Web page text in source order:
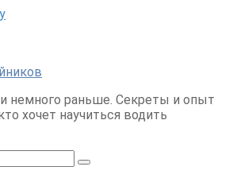
немного раньше. Секреты и опыт
хочет научиться водить